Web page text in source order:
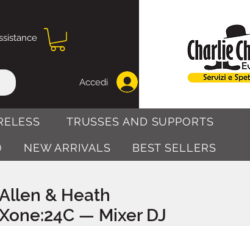
Accedi
TRUSSES AND SUPPORTS
NEW ARRIVALS BEST SELLERS
& Heath
— Mixer DJ